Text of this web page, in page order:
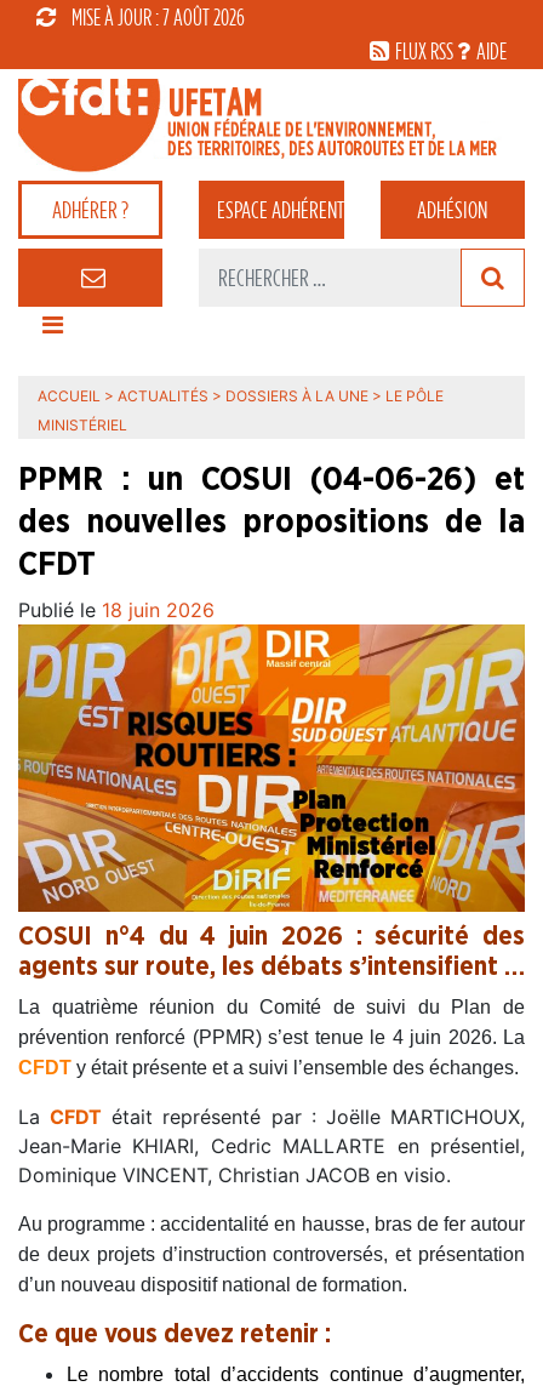
MISE À JOUR : 7 AOÛT 2026
FLUX RSS
AIDE
ADHÉRER ? ESPACEADHÉRENT ADHÉSION
ACCUEIL > ACTUALITÉS > DOSSIERS À LA UNE > LE PÔLE
MINISTÉRIEL
PPMR : un COSUI (04-06-26) et
des nouvelles propositions de la
CFDT
Publié le 18 juin 2026
COSUI n°4 du 4 juin 2026 : sécurité des
agents sur route, les débats s’intensifient …
La quatrième réunion du Comité de suivi du Plan de
prévention renforcé (PPMR) s’est tenue le 4 juin 2026. La
CFDT y était présente et a suivi l’ensemble des échanges.
LaCFDT était représenté par : Joëlle MARTICHOUX,
Jean-Marie KHIARI, Cedric MALLARTE en présentiel,
Dominique VINCENT, Christian JACOB en visio.
Au programme : accidentalité en hausse, bras de fer autour
de deux projets d’instruction controversés, et présentation
d’un nouveau dispositif national de formation.
Ce que vous devez retenir :
Le nombre total d’accidents continue d’augmenter,